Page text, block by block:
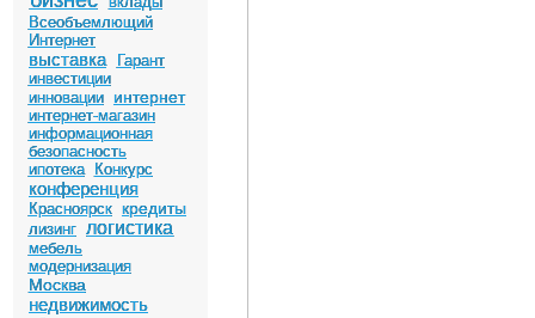
Всеобъемлющий
Интернет
выставка
Гарант
инвестиции
инновации
интернет
интернет-магазин
информационная
безопасность
ипотека
Конкурс
конференция
Красноярск кредиты
лизинг логистика
мебель
модернизация
Москва
недвижимость